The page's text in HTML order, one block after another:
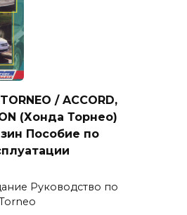
/ ACCORD,
(Хонда Торнео)
Пособие по
Руководство по